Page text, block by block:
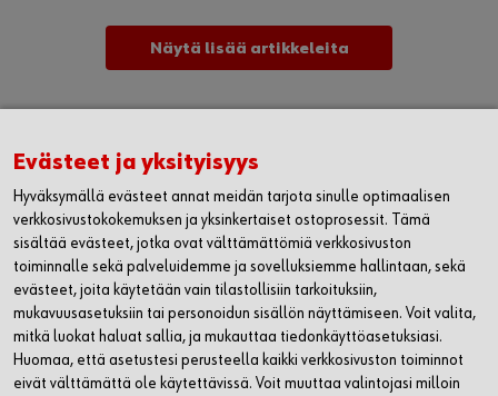
Näytä lisää artikkeleita
WÜRTH OY
MYYNTI JA ASIAKASPALVELU
WÜRTH HUOLTO
LASKUTUSTIEDOT
SEURAA MEITÄ
Evästeet ja yksityisyys
Hyväksymällä evästeet annat meidän tarjota sinulle optimaalisen
verkkosivustokokemuksen ja yksinkertaiset ostoprosessit. Tämä
sisältää evästeet, jotka ovat välttämättömiä verkkosivuston
toiminnalle sekä palveluidemme ja sovelluksiemme hallintaan, sekä
evästeet, joita käytetään vain tilastollisiin tarkoituksiin,
mukavuusasetuksiin tai personoidun sisällön näyttämiseen. Voit valita,
mitkä luokat haluat sallia, ja mukauttaa tiedonkäyttöasetuksiasi.
Huomaa, että asetustesi perusteella kaikki verkkosivuston toiminnot
eivät välttämättä ole käytettävissä. Voit muuttaa valintojasi milloin